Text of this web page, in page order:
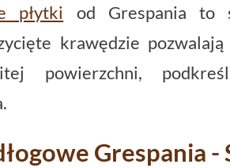
płytki od Grespania to
krawędzie
powierzchni,
Grespania